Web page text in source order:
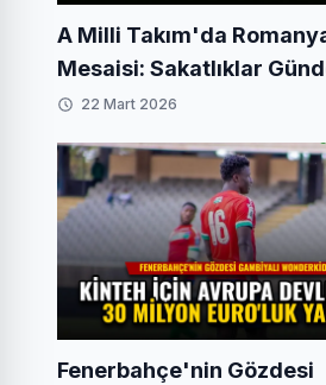
A Milli Takım'da
Mesaisi: Sakatlıklar
22 Mart 2026
Fenerbahçe'nin Gözdesi